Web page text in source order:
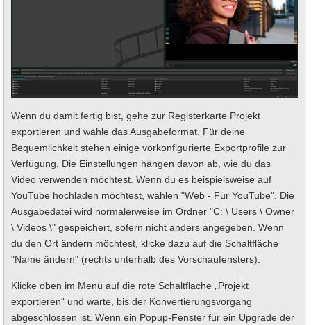
Wenn du damit fertig bist, gehe zur Registerkarte Projekt
exportieren und wähle das Ausgabeformat. Für deine
Bequemlichkeit stehen einige vorkonfigurierte Exportprofile zur
Verfügung. Die Einstellungen hängen davon ab, wie du das
Video verwenden möchtest. Wenn du es beispielsweise auf
YouTube hochladen möchtest, wählen "Web - Für YouTube". Die
Ausgabedatei wird normalerweise im Ordner "C: \ Users \ Owner
\ Videos \" gespeichert, sofern nicht anders angegeben. Wenn
du den Ort ändern möchtest, klicke dazu auf die Schaltfläche
"Name ändern" (rechts unterhalb des Vorschaufensters).
Klicke oben im Menü auf die rote Schaltfläche „Projekt
exportieren“ und warte, bis der Konvertierungsvorgang
abgeschlossen ist. Wenn ein Popup-Fenster für ein Upgrade der